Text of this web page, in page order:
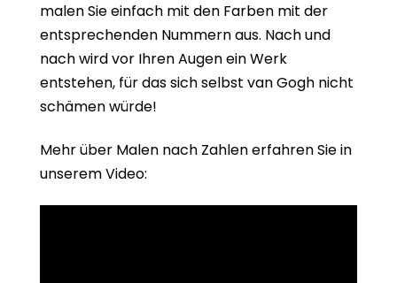
malen Sie einfach mit den Farben mit der
entsprechenden Nummern aus. Nach und
nach wird vor Ihren Augen ein Werk
entstehen, für das sich selbst van Gogh nicht
schämen würde!
Mehr über Malen nach Zahlen erfahren Sie in
unserem Video: